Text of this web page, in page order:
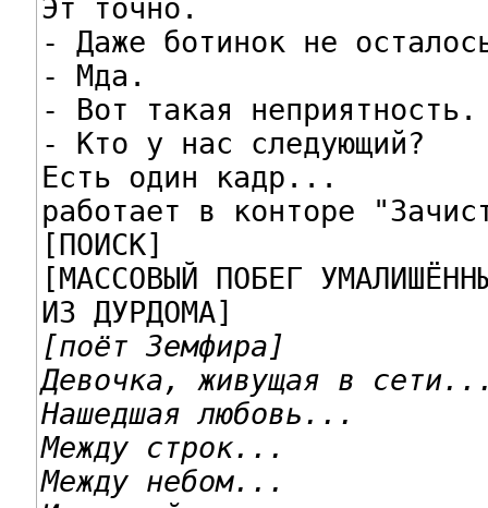
Эт точно.
- Даже ботинок не
- Мда.
- Вот такая неприятность.
- Кто у нас следующий?
Есть один кадр...
работает в конторе
[ПОИСК]
[МАССОВЫЙ ПОБЕГ
[поёт Земфира]
Девочка, живущая в
Нашедшая любовь...
Между строк...
Между небом...